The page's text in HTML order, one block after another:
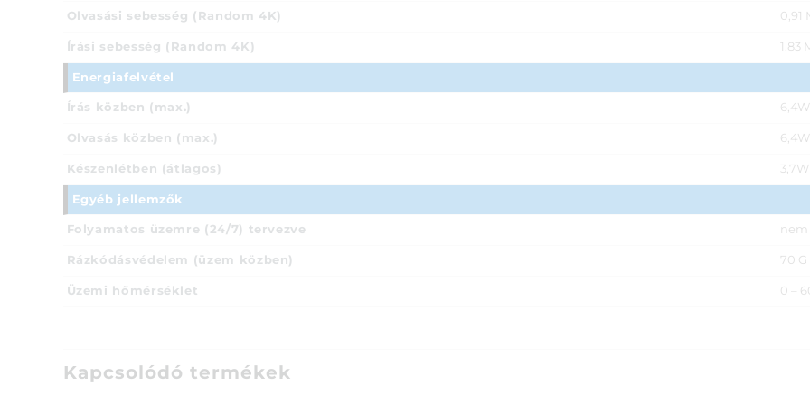
Olvasási sebesség (Random 4K) 0,91
Írási sebesség (Random 4K) 1,83
Energiafelvétel
Írás közben (max.) 6,4W
Olvasás közben (max.) 6,4W
Készenlétben (átlagos) 3,7W
Egyéb jellemzők
Folyamatos üzemre (24/7) tervezve nem
Rázkódásvédelem (üzem közben) 70 G
Üzemi hőmérséklet 0 –
Kapcsolódó termékek